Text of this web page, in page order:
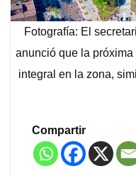
Fotografía: El
anunció que la
integral en la zona,
Compartir